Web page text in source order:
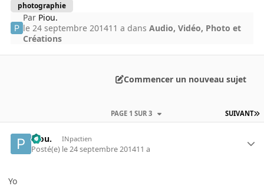
photographie
Par Piou.
le 24 septembre 201411 a dansAudio, Vidéo, Photo et
Créations
Commencer un nouveau sujet
SUIVANT
PAGE 1 SUR 3
Piou. INpactien
Posté(e) le 24 septembre 201411 a
Yo